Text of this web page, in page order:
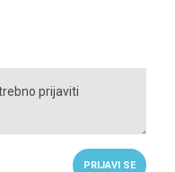
PRIJAVI SE